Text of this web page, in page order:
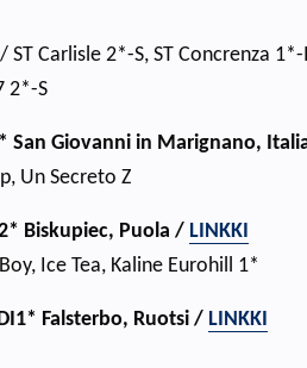
ST Carlisle 2*-S, ST Concrenza
2*-S
San Giovanni in Marignano,
Un Secreto Z
Biskupiec, Puola / LINKKI
Ice Tea, Kaline Eurohill 1*
Falsterbo, Ruotsi / LINKKI